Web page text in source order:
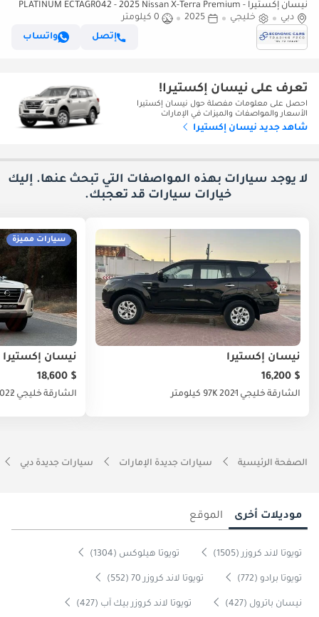
نيسان إكستيرا PLATINUM ECTAGR042 - 2025 Nissan X-Terra Premium -
2.5L Petrol Auto 4wd – Red
دبي خليجي 2025
0 كيلومتر
إتصل
واتساب
تعرف على نيسان إكستيرا!
احصل على معلومات مفصلة حول نيسان إكستيرا
الأسعار والمواصفات والميزات في الإمارات
شاهد جديد نيسان إكستيرا
لا يوجد سيارات بهذه المواصفات التي تبحث عنها. إليك
خيارات سيارات قد تعجبك.
نيسان إكستيرا
$ 16,200
الشارقة خليجي 202197K كيلومتر
سيارات مميزة
نيسان إكستيرا
$ 18,600
الشارقة خليجي
الصفحة الرئيسية سيارات جديدة الإمارات سيارات جديدة دبي
موديلات أخرى الموقع
تويوتا لاند كروزر (1505) تويوتا هيلوكس (1304)
تويوتا برادو (772) تويوتا لاند كروزر 70 (552)
نيسان باترول (427) تويوتا لاند كروزر بيك آب (427)